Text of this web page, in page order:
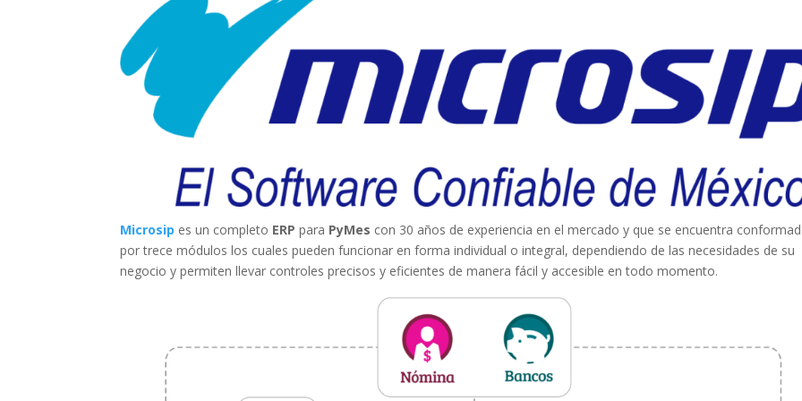
Microsip es un completo ERP para PyMes con 30 años de experiencia en el mercado y que se encuentra
por trece módulos los cuales pueden funcionar en forma individual o integral, dependiendo de las necesidades de su
negocio y permiten llevar controles precisos y eficientes de manera fácil y accesible en todo momento.